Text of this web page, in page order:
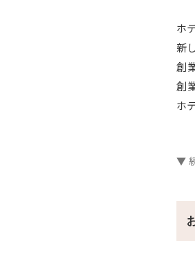
ホ
新
創
創
ホ
①昭
お
②
▼